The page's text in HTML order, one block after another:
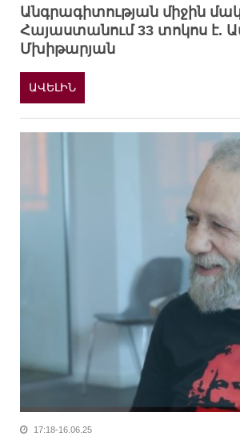
Անգրագիտության միջին
Հայաստանում 33 տոկոս է.
Մխիթարյան
ԱՎԵԼԻՆ
17:18-16.06.25